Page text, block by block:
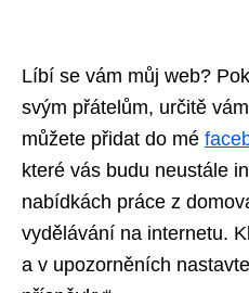
Líbí se vám můj web?
svým přátelům, určitě
můžete přidat do mé
které vás budu neustále
nabídkách práce z
vydělávání na internetu.
a v upozorněních